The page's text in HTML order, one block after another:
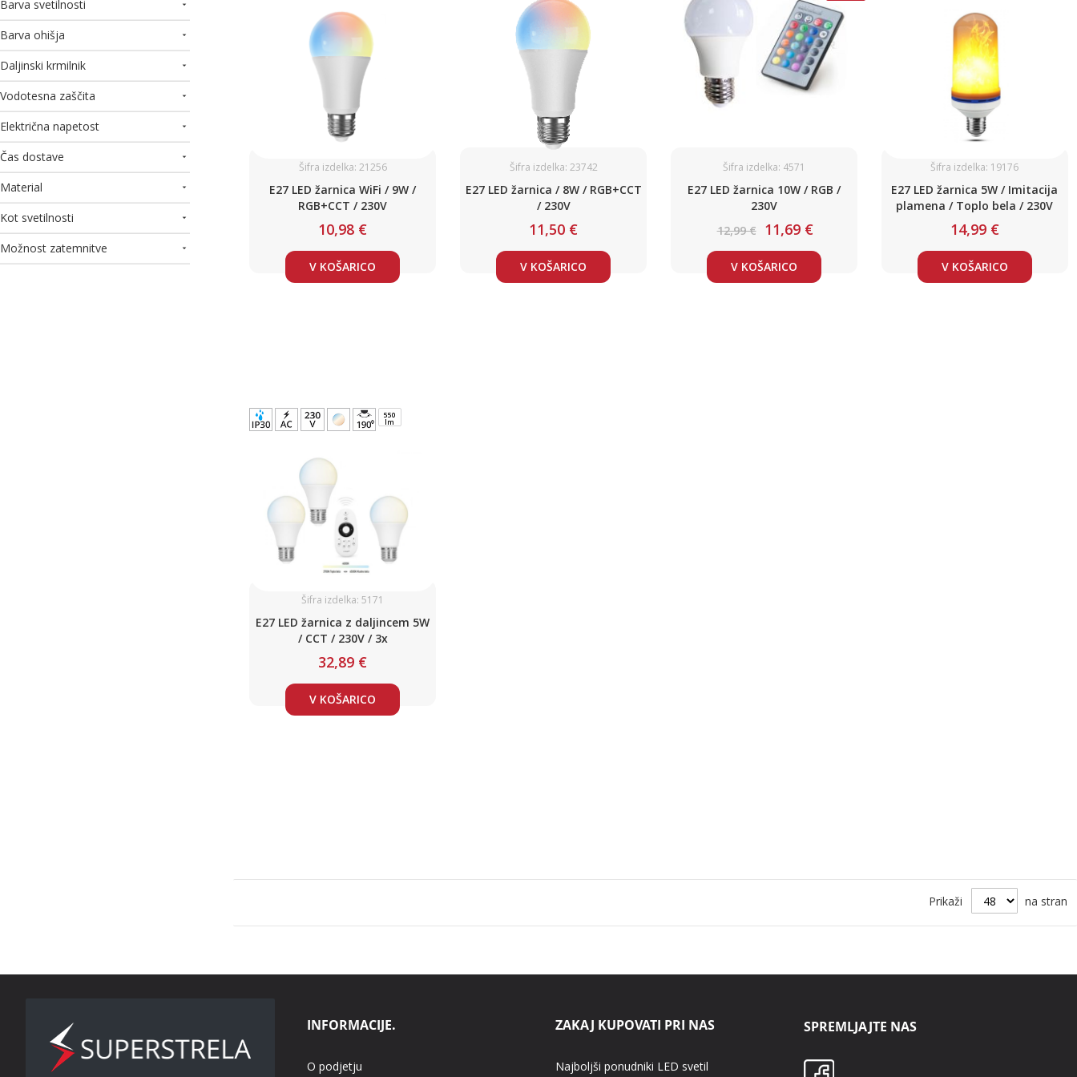
Šifra izdelka: 21256
E27 LED žarnica WiFi / 9W /
RGB+CCT / 230V
10,98 €
V KOŠARICO
Šifra izdelka: 23742
E27 LED žarnica / 8W / RGB+CCT
/ 230V
11,50 €
V KOŠARICO
Šifra izdelka: 4571
E27 LED žarnica 10W / RGB /
230V
12,99 €
11,69 €
V KOŠARICO
Šifra izdelka: 19176
E27 LED žarnica 5W / Imitacija
plamena / Toplo bela / 230V
14,99 €
V KOŠARICO
550
lm
Šifra izdelka: 5171
E27 LED žarnica z daljincem 5W
/ CCT / 230V / 3x
32,89 €
V KOŠARICO
Prikaži na stran
Barva svetilnosti
Barva ohišja
Daljinski krmilnik
Vodotesna zaščita
Električna napetost
Čas dostave
Material
Kot svetilnosti
Možnost zatemnitve
INFORMACIJE.
O podjetju
ZAKAJ KUPOVATI PRI NAS
Najboljši ponudniki LED svetil
SPREMLJAJTE NAS